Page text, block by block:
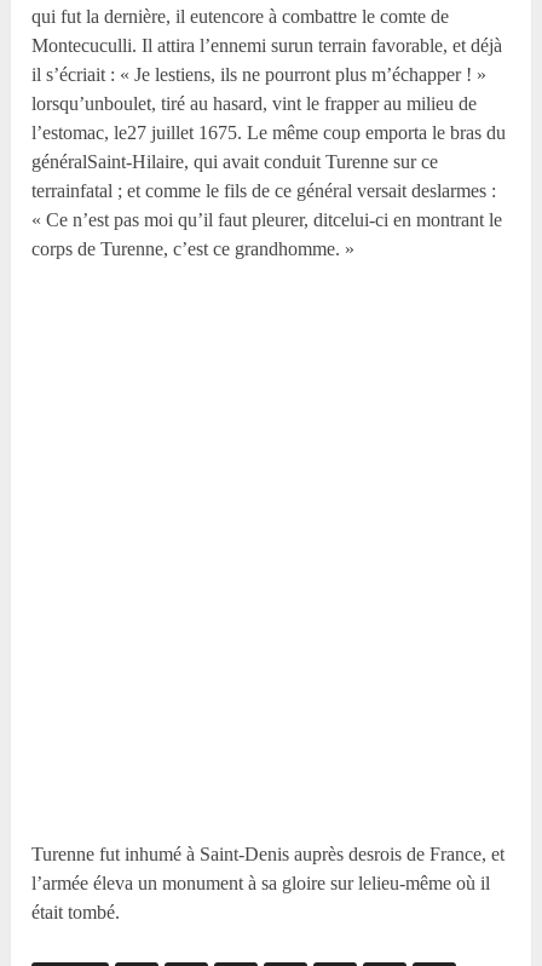
qui fut la dernière, il eutencore à combattre le comte de
Montecuculli. Il attira l’ennemi surun terrain favorable, et déjà
il s’écriait : « Je lestiens, ils ne pourront plus m’échapper ! »
lorsqu’unboulet, tiré au hasard, vint le frapper au milieu de
l’estomac, le27 juillet 1675. Le même coup emporta le bras du
généralSaint-Hilaire, qui avait conduit Turenne sur ce
terrainfatal ; et comme le fils de ce général versait deslarmes :
« Ce n’est pas moi qu’il faut pleurer, ditcelui-ci en montrant le
corps de Turenne, c’est ce grandhomme. »
Turenne fut inhumé à Saint-Denis auprès desrois de France, et
l’armée éleva un monument à sa gloire sur lelieu-même où il
était tombé.